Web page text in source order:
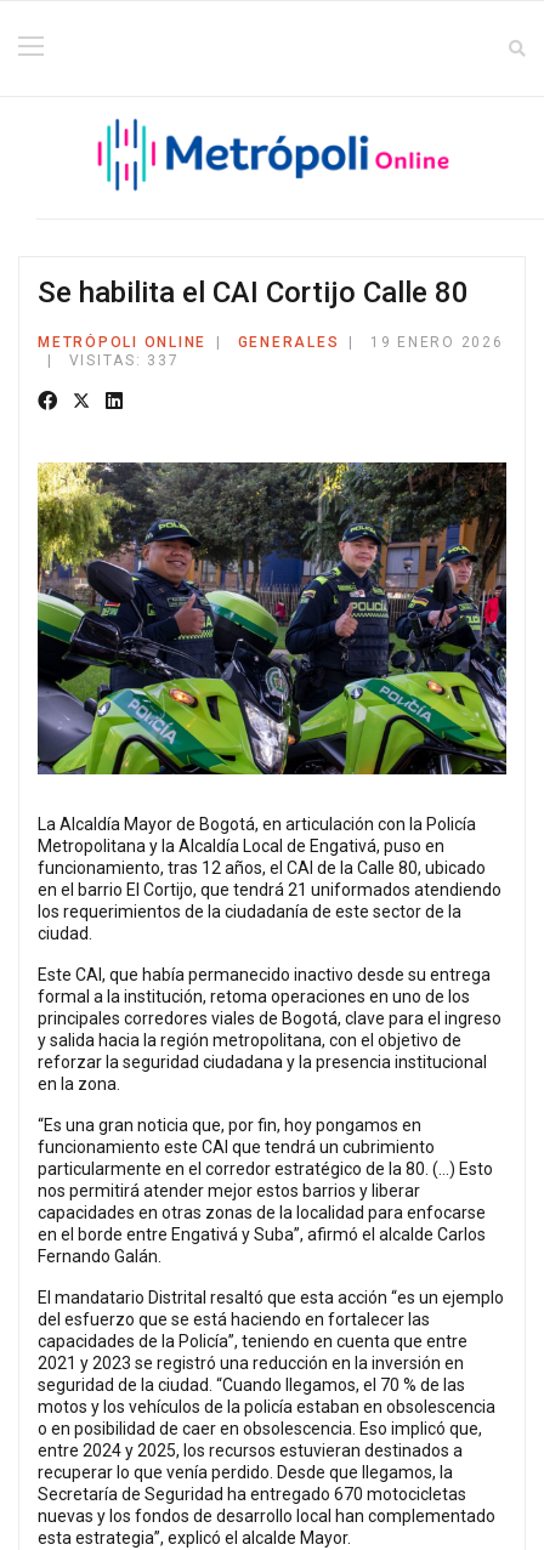
Se habilita el CAI Cortijo Calle 80
METRÓPOLI ONLINE GENERALES
19 ENERO 2026
VISITAS: 337
La Alcaldía Mayor de Bogotá, en articulación con la Policía
Metropolitana y la Alcaldía Local de Engativá, puso en
funcionamiento, tras 12 años, el CAI de la Calle 80, ubicado
en el barrio El Cortijo, que tendrá 21 uniformados atendiendo
los requerimientos de la ciudadanía de este sector de la
ciudad.
Este CAI, que había permanecido inactivo desde su entrega
formal a la institución, retoma operaciones en uno de los
principales corredores viales de Bogotá, clave para el ingreso
y salida hacia la región metropolitana, con el objetivo de
reforzar la seguridad ciudadana y la presencia institucional
en la zona.
“Es una gran noticia que, por fin, hoy pongamos en
funcionamiento este CAI que tendrá un cubrimiento
particularmente en el corredor estratégico de la 80. (…) Esto
nos permitirá atender mejor estos barrios y liberar
capacidades en otras zonas de la localidad para enfocarse
en el borde entre Engativá y Suba”, afirmó el alcalde Carlos
Fernando Galán.
El mandatario Distrital resaltó que esta acción “es un ejemplo
del esfuerzo que se está haciendo en fortalecer las
capacidades de la Policía”, teniendo en cuenta que entre
2021 y 2023 se registró una reducción en la inversión en
seguridad de la ciudad. “Cuando llegamos, el 70 % de las
motos y los vehículos de la policía estaban en obsolescencia
o en posibilidad de caer en obsolescencia. Eso implicó que,
entre 2024 y 2025, los recursos estuvieran destinados a
recuperar lo que venía perdido. Desde que llegamos, la
Secretaría de Seguridad ha entregado 670 motocicletas
nuevas y los fondos de desarrollo local han complementado
esta estrategia”, explicó el alcalde Mayor.